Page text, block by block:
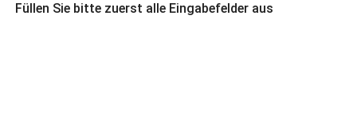
Füllen Sie bitte zuerst alle Eingabefelder aus